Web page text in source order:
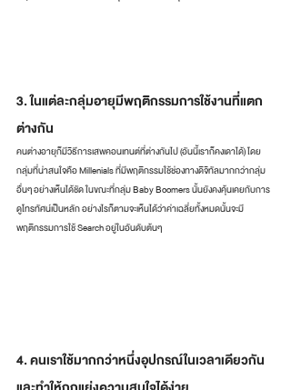
3. ในแต่ละกลุ่มอายุมีพฤติกรรมการใช้งานที่แตก
ต่างกัน
คนต่างอายุก็มีวิธีการเสพคอนเทนต์ที่ต่างกันไป (อันนี้เราก็คงเดาได้) โดย
กลุ่มที่น่าสนใจคือ Millenials ที่มีพฤติกรรมใช้ช่องทางดิจิทัลมากกว่ากลุ่ม
อื่นๆ อย่างเห็นได้ชัด ในขณะที่กลุ่ม Baby Boomers นั้นยังคงคุ้นเคยกับการ
ดูโทรทัศน์เป็นหลัก อย่างไรก็ตามจะเห็นได้ว่าค่าเฉลี่ยทั้งหมดนั้นจะมี
พฤติกรรมการใช้ Search อยู่ในอันดับต้นๆ
4. คนเราใช้มากกว่าหนึ่งอุปกรณ์ในเวลาเดียวกัน